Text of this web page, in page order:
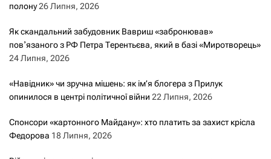
полону26 Липня, 2026
Як скандальний забудовник Вавриш «забронював»
повʼязаного з РФ Петра Терентьєва, який в базі «Миротворець»
24 Липня, 2026
«Навідник» чи зручна мішень: як ім’я блогера з Прилук
опинилося в центрі політичної війни 22 Липня, 2026
Спонсори «картонного Майдану»: хто платить за захист крісла
Федорова 18 Липня, 2026